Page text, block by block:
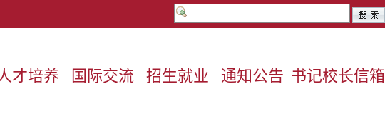
才培养 国际交流 招生就业 通知公告 书记校长信箱